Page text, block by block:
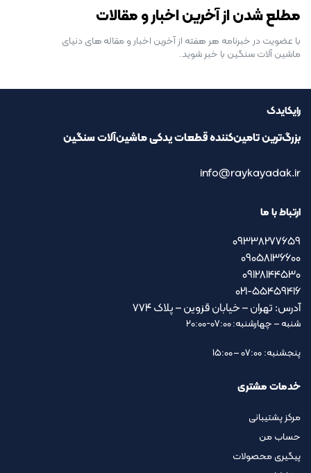
مطلع شدن از آخرین اخبار و مقالات
با عضویت در خبرنامه هر هفته از آخرین اخبار و مقاله های دنیای
ماشین آلات سنگین با خبر شوید.
رایکایدک
بزرگ‌ترین تامین‌کننده قطعات یدکی ماشین‌آلات سنگین
info@raykayadak.ir
ارتباط با ما
09338277659
09058136600
09128144530
021-55459416
آدرس: تهران – خیابان قزوین – پلاک ۷۷۴
شنبه – چهارشنبه: 07:00-20:00
پنجشنبه: 07:00 – 15:00
خدمات مشتری
مرکز پشتیبانی
حساب من
پیگیری محصولات